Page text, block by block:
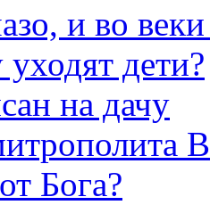
и во веки
дети?
на дачу
Бога?